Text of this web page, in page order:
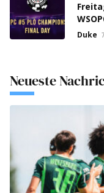
SK!
Duke
Neueste